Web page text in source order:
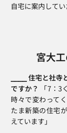
自宅に案内して
宮大
⎯⎯⎯⎯ 住宅と社
ですか？
「7：3
時々で変わって
たま新築の住宅
えています」